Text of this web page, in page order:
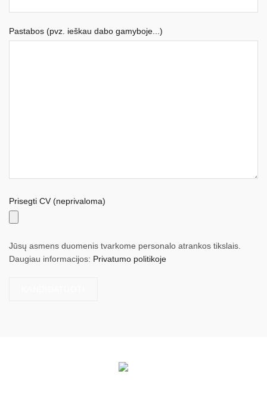
Pastabos (pvz. ieškau dabo gamyboje...)
Prisegti CV (neprivaloma)
Jūsų asmens duomenis tvarkome personalo atrankos tikslais.
Daugiau informacijos: Privatumo politikoje